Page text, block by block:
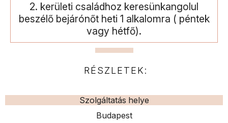
2. kerületi családhoz keresünkangolul
beszélő bejárónőt heti 1 alkalomra ( péntek
vagy hétfő).
RÉSZLETEK:
Szolgáltatás helye
Budapest